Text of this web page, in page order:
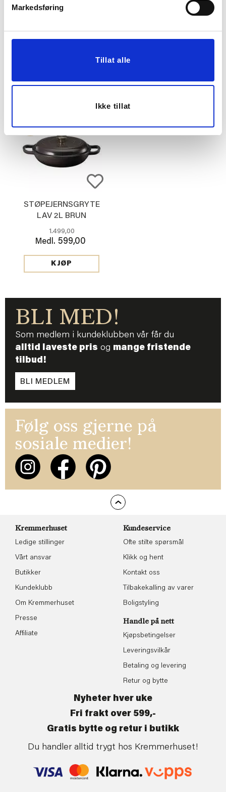
Markedsføring
Tillat alle
Ikke tillat
MUUBS - VITA BRETT
KJØP
STEKEPANNE SETT
BRUN
Vis mer
60%
STØPEJERNSGRYTE
LAV 2L BRUN
1.499,00
Medl. 599,00
KJØP
BLI MED!
Som medlem i kundeklubben vår får du
alltid laveste pris og mange fristende
tilbud!
BLI MEDLEM
Følg oss gjerne på
sosiale medier!
Kremmerhuset
Ledige stillinger
Vårt ansvar
Butikker
Kundeklubb
Om Kremmerhuset
Presse
Affiliate
Kundeservice
Ofte stilte spørsmål
Klikk og hent
Kontakt oss
Tilbakekalling av varer
Boligstyling
Handle på nett
Kjøpsbetingelser
Leveringsvilkår
Betaling og levering
Retur og bytte
Nyheter hver uke
Fri frakt over 599,-
Gratis bytte og retur i butikk
Du handler alltid trygt hos Kremmerhuset!